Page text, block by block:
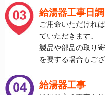
給湯器工事日
ご用命いただけれ
ていただきます。
製品や部品の取り
を要する場合もござ
給湯器工事